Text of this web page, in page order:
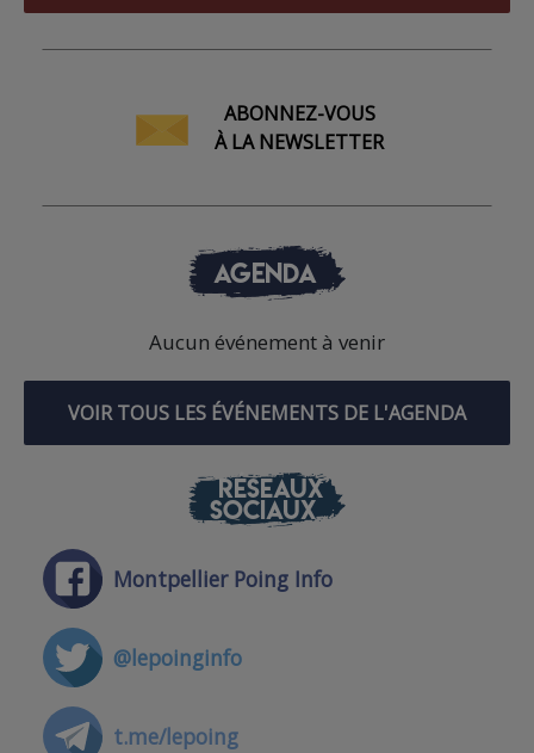
ABONNEZ-VOUS
À LA NEWSLETTER
AGENDA
Aucun événement à venir
VOIR TOUS LES ÉVÉNEMENTS DE L'AGENDA
RÉSEAUX
SOCIAUX
Montpellier Poing Info
@lepoinginfo
t.me/lepoing